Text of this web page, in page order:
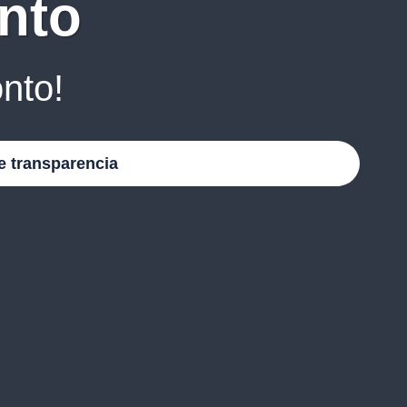
transparencia